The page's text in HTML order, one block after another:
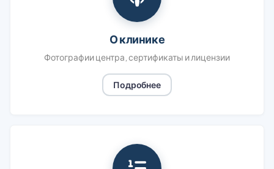
О клинике
Фотографии центра, сертификаты и лицензии
Подробнее